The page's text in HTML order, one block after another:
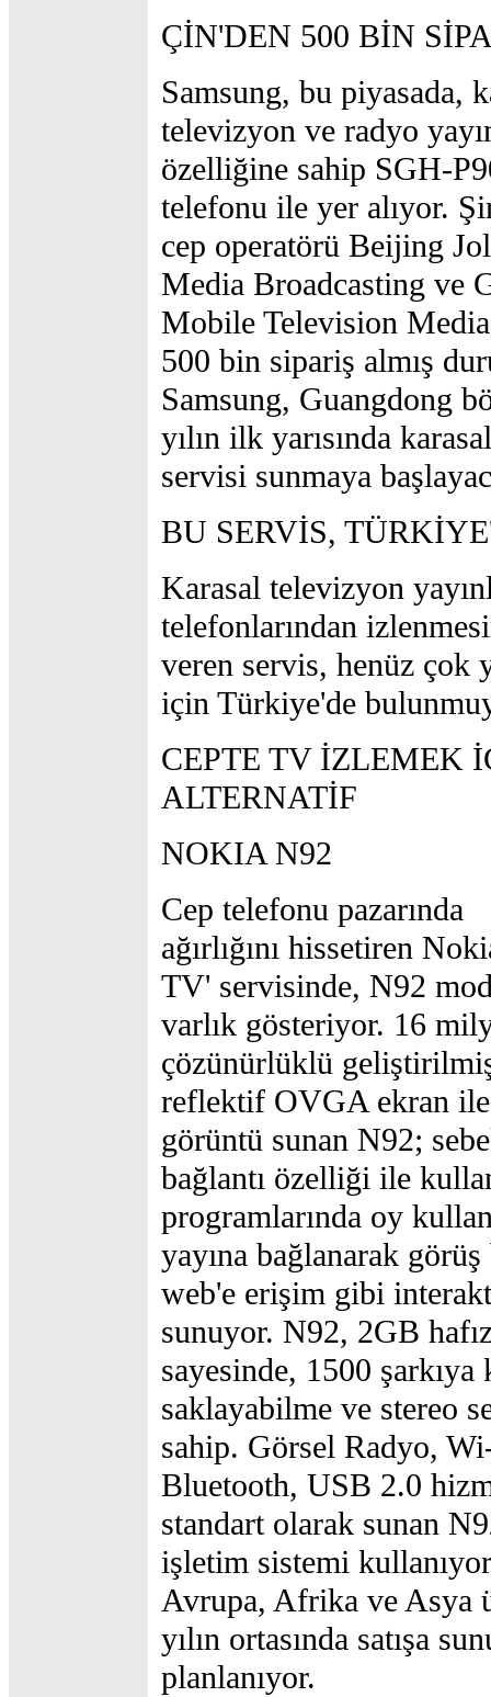
ÇİN'DEN 500 BİN
Samsung, bu piyasada,
televizyon ve radyo
özelliğine sahip SGH-
telefonu ile yer alıyor.
cep operatörü Beijing
Media Broadcasting ve
Mobile Television
500 bin sipariş almış
Samsung, Guangdong
yılın ilk yarısında
servisi sunmaya
BU SERVİS,
Karasal televizyon
telefonlarından
veren servis, henüz çok
için Türkiye'de
CEPTE TV İZLEMEK
ALTERNATİF
NOKIA N92
Cep telefonu pazarında
ağırlığını hissetiren
TV' servisinde, N92
varlık gösteriyor. 16
çözünürlüklü
reflektif OVGA ekran
görüntü sunan N92;
bağlantı özelliği ile
programlarında oy
yayına bağlanarak
web'e erişim gibi
sunuyor. N92, 2GB
sayesinde, 1500
saklayabilme ve stereo
sahip. Görsel Radyo,
Bluetooth, USB 2.0
standart olarak sunan
işletim sistemi
Avrupa, Afrika ve Asya
yılın ortasında satışa
planlanıyor.